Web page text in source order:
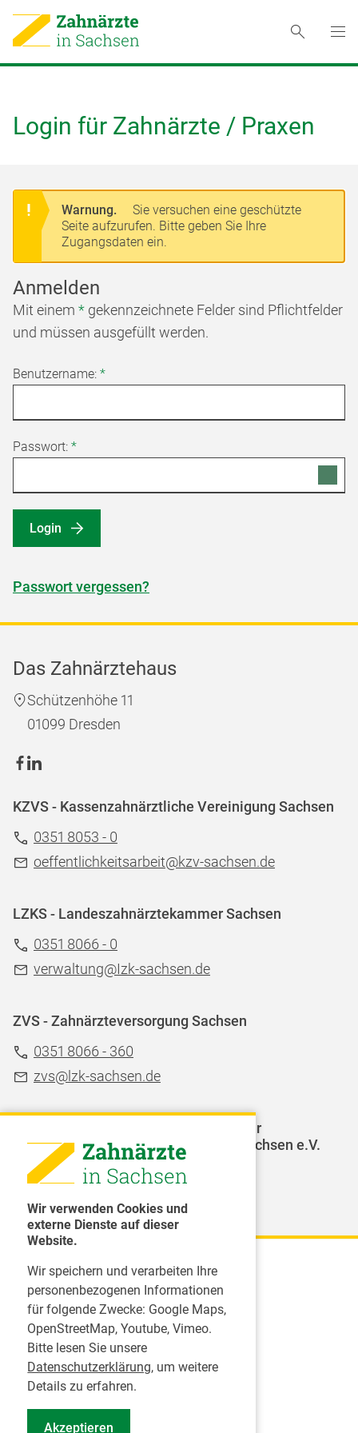
Wir verwenden Cookies und
externe Dienste auf dieser
Website.
Wir speichern und verarbeiten Ihre
personenbezogenen Informationen
für folgende Zwecke: Google Maps,
OpenStreetMap, Youtube, Vimeo.
Bitte lesen Sie unsere
Datenschutzerklärung, um weitere
Details zu erfahren.
Akzeptieren
Login für Zahnärzte / Praxen
Warnung.
Sie versuchen eine geschützte
Seite aufzurufen. Bitte geben Sie Ihre
Zugangsdaten ein.
Anmelden
Mit einem * gekennzeichnete Felder sind Pflichtfelder
und müssen ausgefüllt werden.
Benutzername: *
Passwort: *
Login
Passwort vergessen?
Das Zahnärztehaus
Schützenhöhe 11
01099 Dresden
KZVS - Kassenzahnärztliche Vereinigung Sachsen
0351 8053 - 0
oeffentlichkeitsarbeit@kzv-sachsen.de
LZKS - Landeszahnärztekammer Sachsen
0351 8066 - 0
verwaltung@Izk-sachsen.de
ZVS - Zahnärzteversorgung Sachsen
0351 8066 - 360
zvs@lzk-sachsen.de
LAGZ - Landesarbeitsgemeinschaft für
Jugendzahnpflege des Freistaates Sachsen e.V.
Karriere
Inserate
Praktikum in einer Zahnarztpraxis
Jobs im Zahnärztehaus
Presse
Pressemitteilungen